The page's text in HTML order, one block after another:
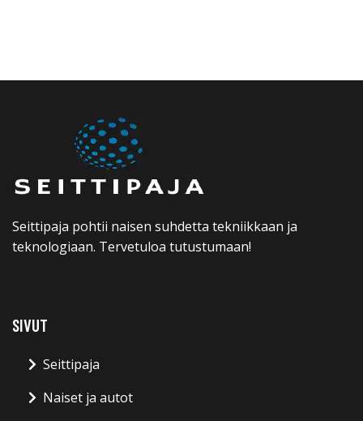
Seittipaja pohtii naisen suhdetta tekniikkaan ja
teknologiaan. Tervetuloa tutustumaan!
SIVUT
Seittipaja
Naiset ja autot